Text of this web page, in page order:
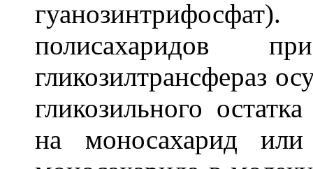
полисахаридов
гликозилтрансфераз
гликозильного
на моносахарид